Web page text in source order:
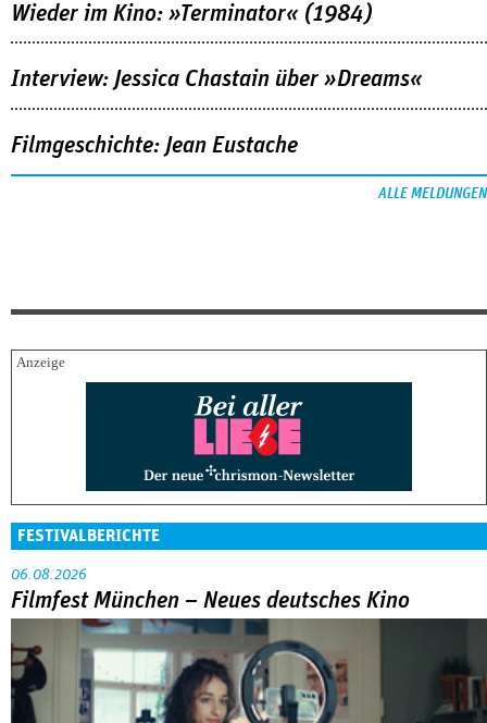
Wieder im Kino: »Terminator« (1984)
Interview: Jessica Chastain über »Dreams«
Filmgeschichte: Jean Eustache
ALLE MELDUNGEN
FESTIVALBERICHTE
06.08.2026
Filmfest München – Neues deutsches Kino